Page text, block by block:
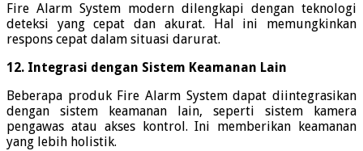
Fire Alarm System modern dilengkapi dengan teknologi
deteksi yang cepat dan akurat. Hal ini memungkinkan
respons cepat dalam situasi darurat.
12. Integrasi dengan Sistem Keamanan Lain
Beberapa produk Fire Alarm System dapat diintegrasikan
dengan sistem keamanan lain, seperti sistem kamera
pengawas atau akses kontrol. Ini memberikan keamanan
yang lebih holistik.